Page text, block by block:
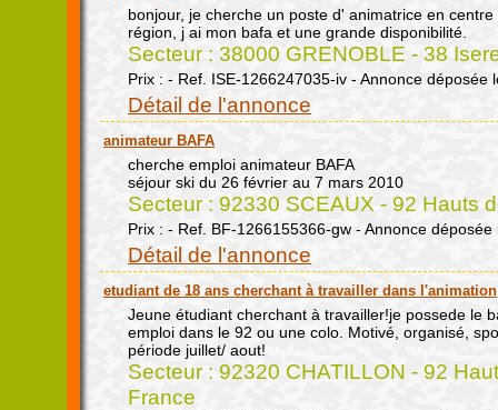
bonjour, je cherche un poste d' animatrice en
région, j ai mon bafa et une grande disponibilité.
Secteur : 38000 GRENOBLE - 38
Prix : - Ref. ISE-1266247035-iv - Annonce déposée
Détail de l'annonce
animateur BAFA
cherche emploi animateur BAFA
séjour ski du 26 février au 7 mars 2010
Secteur : 92330 SCEAUX - 92 Hauts
Prix : - Ref. BF-1266155366-gw - Annonce
Détail de l'annonce
etudiant de 18 ans cherchant à travailler dans l'animation
Jeune étudiant cherchant à travailler!je possede le
emploi dans le 92 ou une colo. Motivé, organisé,
période juillet/ aout!
Secteur : 92320 CHATILLON - 92
France